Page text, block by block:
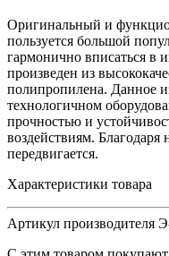
Оригинальный и
пользуется большой
гармонично вписаться в
произведен из
полипропилена. Данное
технологичном
прочностью и
воздействиям.
передвигается.
Характеристики товара
Артикул производителя